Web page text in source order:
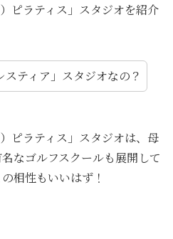
ピラティス」スタジオを紹介
スティア」スタジオなの？
ピラティス」スタジオは、母
なゴルフスクールも展開して
相性もいいはず！